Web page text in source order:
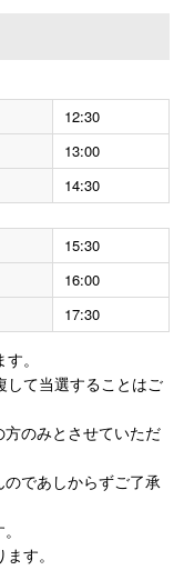
12:30
13:00
14:30
15:30
16:00
17:30
。
して当選することはご
のみとさせていただ
であしからずご了承
す。